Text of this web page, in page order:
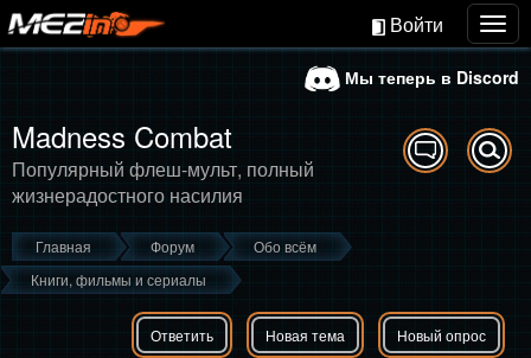
Войти
Мы теперь в Discord
Madness Combat
Популярный флеш-мульт, полный
жизнерадостного насилия
Главная Форум
Обо всём
Книги, фильмы и сериалы
Ответить Новая тема Новый опрос